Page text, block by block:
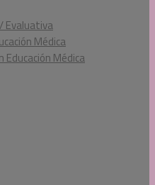
Evaluativa
Médica
Educación Médica